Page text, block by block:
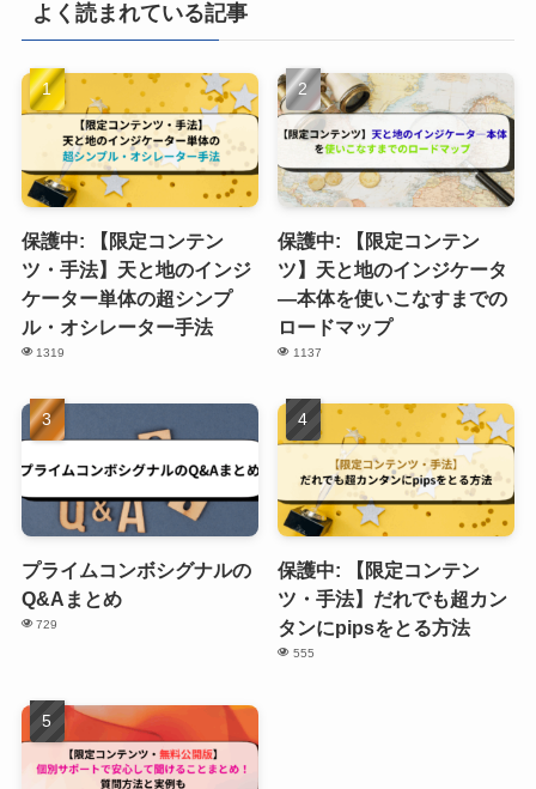
よく読まれている記事
保護中: 【限定コンテン
ツ・手法】天と地のインジ
ケーター単体の超シンプ
ル・オシレーター手法
1319
保護中: 【限定コンテン
ツ】天と地のインジケータ
―本体を使いこなすまでの
ロードマップ
1137
プライムコンボシグナルの
Q&Aまとめ
729
保護中: 【限定コンテン
ツ・手法】だれでも超カン
タンにpipsをとる方法
555